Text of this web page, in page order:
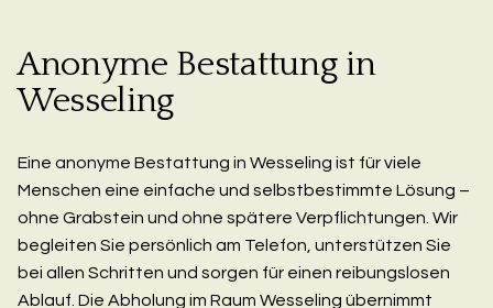
Anonyme Bestattung in
Wesseling
Eine anonyme Bestattung in Wesseling ist für viele
Menschen eine einfache und selbstbestimmte Lösung –
ohne Grabstein und ohne spätere Verpflichtungen. Wir
begleiten Sie persönlich am Telefon, unterstützen Sie
bei allen Schritten und sorgen für einen reibungslosen
Ablauf. Die Abholung im Raum Wesseling übernimmt